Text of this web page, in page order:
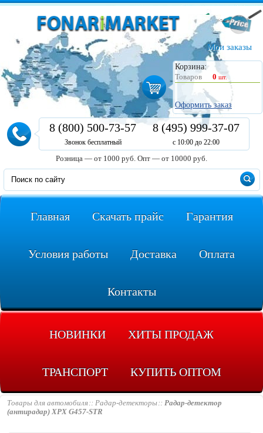
Мои заказы
Корзина:
Товаров
0 шт.
Оформить заказ
8 (800) 500-73-57
Звонок бесплатный
8 (495) 999-37-07
с 10:00 до 22:00
Розница — от 1000 руб. Опт — от 10000 руб.
Главная Скачать прайс Гарантия
Условия работы Доставка Оплата
Контакты
НОВИНКИ ХИТЫ ПРОДАЖ
ТРАНСПОРТ КУПИТЬ ОПТОМ
Товары для автомобиля Радар-детекторы
Радар-детектор
(антирадар) XPX G457-STR